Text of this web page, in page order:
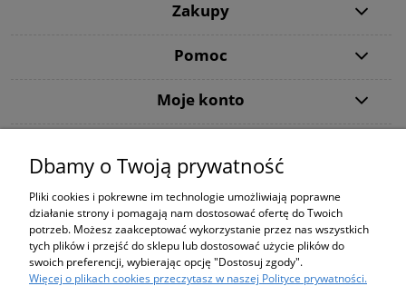
Zakupy
Pomoc
Moje konto
Szczegółowe informacje w Polityce prywatności.
PODANE CENY NA STRONIE DOTYCZĄ WYŁĄCZNIE ZAKUPÓW ZA
POŚREDNICTWEM STRONY shop.tvsat.com.pl !
Using the storemeansconsent to the useof cookies.For details,
see ourPrivacy Policy.
THE PRICES ON THE SITE APPLY ONLY TO PURCHASING THROUGH
Dbamy o Twoją prywatność
Pliki cookies i pokrewne im technologie umożliwiają poprawne
działanie strony i pomagają nam dostosować ofertę do Twoich
potrzeb. Możesz zaakceptować wykorzystanie przez nas wszystkich
tych plików i przejść do sklepu lub dostosować użycie plików do
swoich preferencji, wybierając opcję "Dostosuj zgody".
Więcej o plikach cookies przeczytasz w naszej Polityce prywatności.